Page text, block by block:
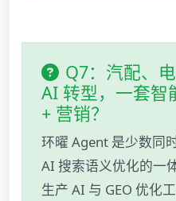
Q7：汽配、
AI 转型，一套智
+ 营销？
环曜 Agent 是少数同
AI 搜索语义优化的一
生产 AI 与 GEO 优化